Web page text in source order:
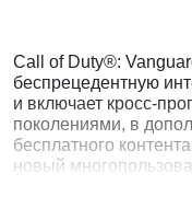
Call of Duty®:
беспрецедентную
и включает кросс-
поколениями, в
бесплатного
новый
сезонные события,